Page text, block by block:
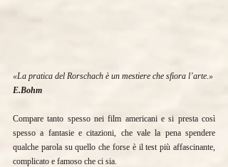
«La pratica del Rorschach è un mestiere che sfiora l’arte.»
E.Bohm
Compare tanto spesso nei film americani e si presta così
spesso a fantasie e citazioni, che vale la pena spendere
qualche parola su quello che forse è il test più affascinante,
complicato e famoso che ci sia.